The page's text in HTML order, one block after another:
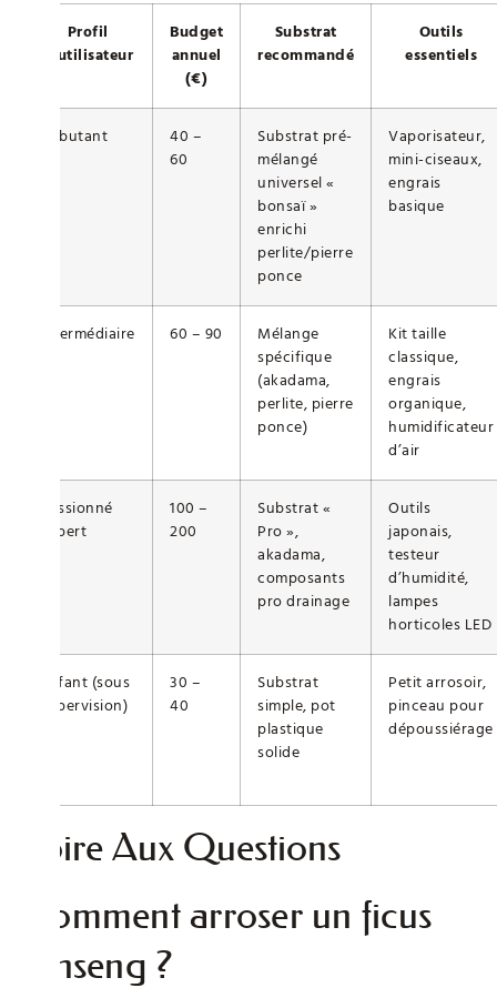
Profil
d’utilisateur
Budget
annuel
(€)
Substrat
recommandé
Outils
essentiels
Débutant
40 –
60
Substrat pré-
mélangé
universel «
bonsaï »
enrichi
perlite/pierre
ponce
Vaporisateur,
mini-ciseaux,
engrais
basique
Intermédiaire 60 – 90
Mélange
spécifique
(akadama,
perlite, pierre
ponce)
Kit taille
classique,
engrais
organique,
humidificateur
d’air
Passionné
expert
100 –
200
Substrat «
Pro »,
akadama,
composants
pro drainage
Outils
japonais,
testeur
d’humidité,
lampes
horticoles LED
Enfant (sous
supervision)
30 –
40
Substrat
simple, pot
plastique
solide
Petit arrosoir,
pinceau pour
dépoussiérage
Foire Aux Questions
Comment arroser un ficus
ginseng ?